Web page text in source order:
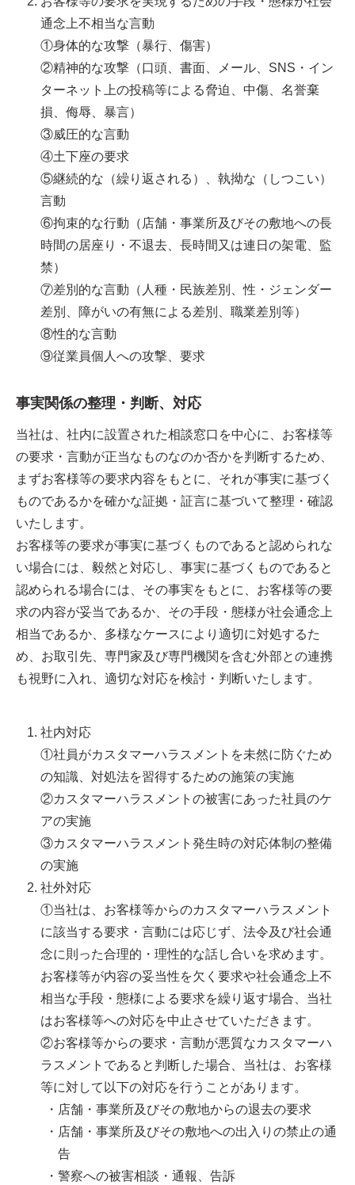
通念上不相当な言動
①身体的な攻撃（暴行、傷害）
②精神的な攻撃（口頭、書面、メール、SNS・イン
ターネット上の投稿等による脅迫、中傷、名誉棄
損、侮辱、暴言）
③威圧的な言動
④土下座の要求
⑤継続的な（繰り返される）、執拗な（しつこい）
言動
⑥拘束的な行動（店舗・事業所及びその敷地への長
時間の居座り・不退去、長時間又は連日の架電、監
禁）
⑦差別的な言動（人種・民族差別、性・ジェンダー
差別、障がいの有無による差別、職業差別等）
⑧性的な言動
⑨従業員個人への攻撃、要求
事実関係の整理・判断、対応
当社は、社内に設置された相談窓口を中心に、お客様等
の要求・言動が正当なものなのか否かを判断するため、
まずお客様等の要求内容をもとに、それが事実に基づく
ものであるかを確かな証拠・証言に基づいて整理・確認
いたします。
お客様等の要求が事実に基づくものであると認められな
い場合には、毅然と対応し、事実に基づくものであると
認められる場合には、その事実をもとに、お客様等の要
求の内容が妥当であるか、その手段・態様が社会通念上
相当であるか、多様なケースにより適切に対処するた
め、お取引先、専門家及び専門機関を含む外部との連携
も視野に入れ、適切な対応を検討・判断いたします。
社内対応
①社員がカスタマーハラスメントを未然に防ぐため
の知識、対処法を習得するための施策の実施
②カスタマーハラスメントの被害にあった社員のケ
アの実施
③カスタマーハラスメント発生時の対応体制の整備
の実施
社外対応
①当社は、お客様等からのカスタマーハラスメント
に該当する要求・言動には応じず、法令及び社会通
念に則った合理的・理性的な話し合いを求めます。
お客様等が内容の妥当性を欠く要求や社会通念上不
相当な手段・態様による要求を繰り返す場合、当社
はお客様等への対応を中止させていただきます。
②お客様等からの要求・言動が悪質なカスタマーハ
ラスメントであると判断した場合、当社は、お客様
等に対して以下の対応を行うことがあります。
店舗・事業所及びその敷地からの退去の要求
店舗・事業所及びその敷地への出入りの禁止の通
告
警察への被害相談・通報、告訴